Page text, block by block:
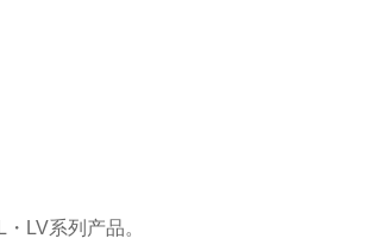
LV系列产品。